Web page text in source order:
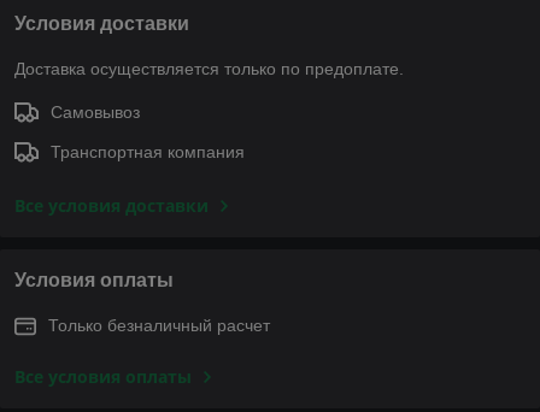
Условия доставки
Доставка осуществляется только по предоплате.
Самовывоз
Транспортная компания
Все условия доставки
Условия оплаты
Только безналичный расчет
Все условия оплаты